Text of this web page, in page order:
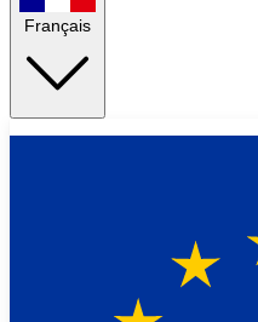
Français